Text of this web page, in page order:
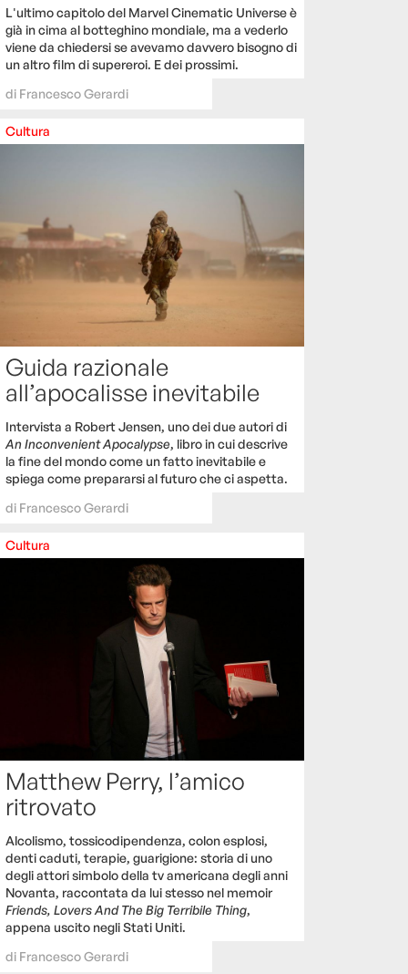
L'ultimo capitolo del Marvel Cinematic Universe è
già in cima al botteghino mondiale, ma a vederlo
viene da chiedersi se avevamo davvero bisogno di
un altro film di supereroi. E dei prossimi.
di Francesco Gerardi
Cultura
Guida razionale
all’apocalisse inevitabile
Intervista a Robert Jensen, uno dei due autori di
An Inconvenient Apocalypse, libro in cui descrive
la fine del mondo come un fatto inevitabile e
spiega come prepararsi al futuro che ci aspetta.
di Francesco Gerardi
Cultura
Matthew Perry, l’amico
ritrovato
Alcolismo, tossicodipendenza, colon esplosi,
denti caduti, terapie, guarigione: storia di uno
degli attori simbolo della tv americana degli anni
Novanta, raccontata da lui stesso nel memoir
Friends, Lovers And The Big Terribile Thing,
appena uscito negli Stati Uniti.
di Francesco Gerardi